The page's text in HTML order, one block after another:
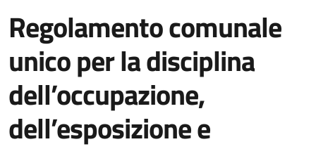
Regolamento comunale
unico per la disciplina
dell’occupazione,
dell’esposizione e